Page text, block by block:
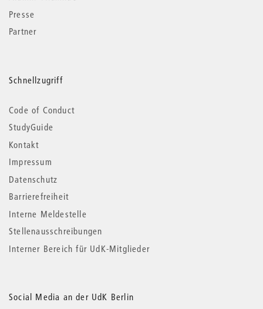
Presse
Partner
Schnellzugriff
Code of Conduct
StudyGuide
Kontakt
Impressum
Datenschutz
Barrierefreiheit
Interne Meldestelle
Stellenausschreibungen
Interner Bereich für UdK-Mitglieder
Social Media an der UdK Berlin